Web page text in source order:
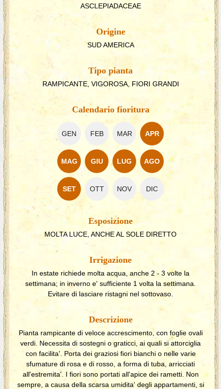
ASCLEPIADACEAE
Origine
SUD AMERICA
Tipo pianta
RAMPICANTE, VIGOROSA, FIORI GRANDI
Calendario fioritura
GEN FEB MAR APR
MAG GIU LUG AGO
SET OTT NOV DIC
Esposizione
MOLTA LUCE, ANCHE AL SOLE DIRETTO
Irrigazione
In estate richiede molta acqua, anche 2 - 3 volte la
settimana; in inverno e' sufficiente 1 volta la settimana.
Evitare di lasciare ristagni nel sottovaso.
Descrizione
Pianta rampicante di veloce accrescimento, con foglie ovali
verdi. Necessita di sostegni o graticci, ai quali si attorciglia
con facilita'. Porta dei graziosi fiori bianchi o nelle varie
sfumature di rosa e di rosso, a forma di tuba, arricciati
all'estremita'. I fiori sono portati all'apice dei rametti. Non
sempre, a causa della scarsa umidita' degli appartamenti, si